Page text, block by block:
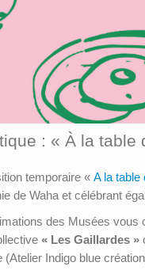
: « À la table
temporaire « A la table
de Waha et célébrant
des Musées
« Les Gaillardes »
(Atelier Indigo blue